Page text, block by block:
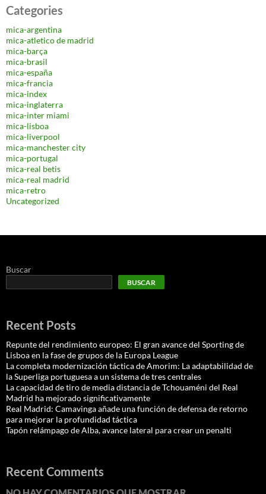
Categories
mica-argentina
mica-atletico de madrid
mica-barça
mica-brasil
mica-españa
mica-francia
mica-index
mica-inglaterra
mica-inter miami
mica-lisboa
mica-liverpool
mica-manchester city
mica-portugal
mica-real betis
mica-real madrid
mica-retro
Uncategorized
Buscar
BUSCAR
Recent Posts
Repunte del rendimiento europeo: El gran avance del Sporting de
Lisboa en la fase de grupos de la Europa League
La completa modernización táctica de Amorim: La adaptabilidad de
la Superliga portuguesa a un sistema de tres centrales
La capacidad de tiro de media distancia de Tchouaméni del Real
Madrid ha mejorado significativamente
Real Madrid: Camavinga añade una función de defensa de retorno
para mejorar la profundidad táctica
Tapón relámpago de Alba, avance lateral para crear un penalti
Recent Comments